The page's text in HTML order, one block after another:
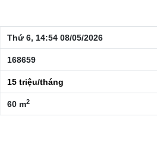
Thứ 6, 14:54 08/05/2026
168659
15 triệu/tháng
60 m2